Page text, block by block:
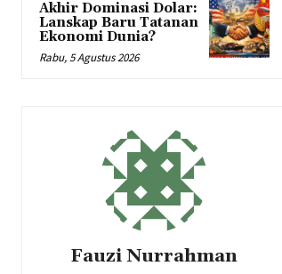
Akhir Dominasi Dolar:
Lanskap Baru Tatanan
Ekonomi Dunia?
Rabu, 5 Agustus 2026
Fauzi Nurrahman